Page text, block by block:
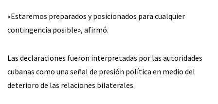
«Estaremos preparados y posicionados para cualquier
contingencia posible», afirmó.
Las declaraciones fueron interpretadas por las autoridades
cubanas como una señal de presión política en medio del
deterioro de las relaciones bilaterales.